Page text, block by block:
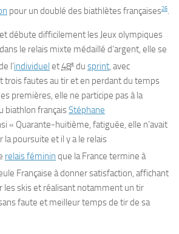
pour un doublé des biathlètes françaises26.
débute difficilement les Jeux olympiques
le relais mixte médaillé d’argent, elle se
l’individuel et48e du sprint, avec
trois fautes au tir et en perdant du temps
premières, elle ne participe pas à la
biathlon françaisStéphane
« Quarante-huitième, fatiguée, elle n’avait
la poursuite et il y a le relais
relais féminin que la France termine à
Française à donner satisfaction, affichant
les skis et réalisant notamment un tir
faute et meilleur temps de tir de sa